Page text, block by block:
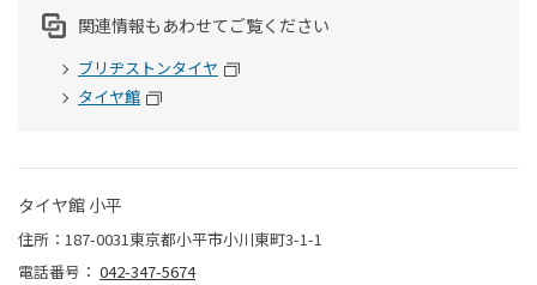
関連情報もあわせてご覧ください
ブリヂストンタイヤ
タイヤ館
タイヤ館 小平
住所：187-0031東京都小平市小川東町3-1-1
電話番号： 042-347-5674